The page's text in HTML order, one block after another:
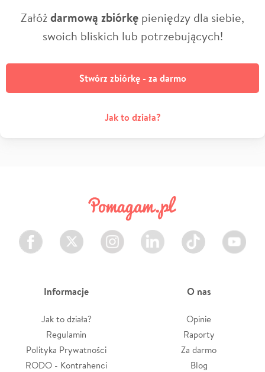
Załóżdarmową zbiórkę pieniędzy dla siebie,
swoich bliskich lub potrzebujących!
Stwórz zbiórkę - za darmo
Jak to działa?
Facebook Twitter Instagram LinkedIn TikTok Youtube
Informacje
Jak to działa?
Regulamin
Polityka Prywatności
RODO - Kontrahenci
O nas
Opinie
Raporty
Za darmo
Blog